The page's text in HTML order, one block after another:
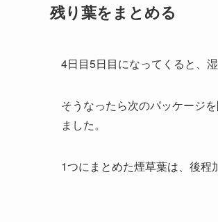
残り葉をまとめる
4日目5日目になってくると、
そうなったら次のパッケージ
ました。
1つにまとめた煙草葉は、後程